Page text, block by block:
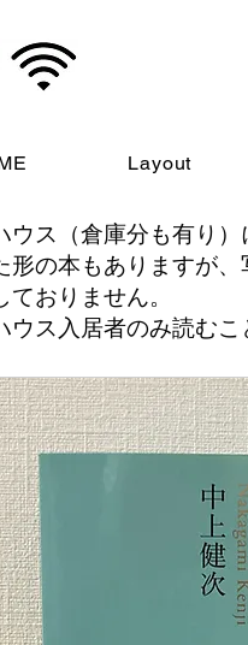
Layout
ウス（倉庫分も有り
形の本もありますが、
ておりません。
ウス入居者のみ読むこ